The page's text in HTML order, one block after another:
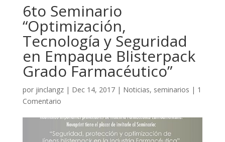
6to Seminario
“Optimización,
Tecnología y Seguridad
en Empaque Blisterpack
Grado Farmacéutico”
por jinclangz| Dec 14, 2017| Noticias, seminarios | 1
Comentario